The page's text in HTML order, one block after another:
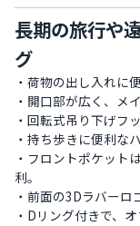
長期の旅行や
グ
・荷物の出し入れに
・開口部が広く、メ
・回転式吊り下げフ
・持ち歩きに便利な
・フロントポケット
利。
・前面の3Dラバーロ
・Dリング付きで、